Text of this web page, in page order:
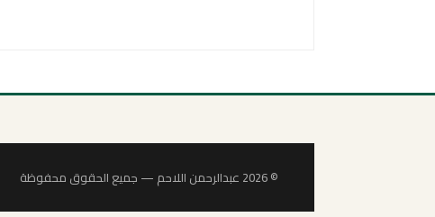
© 2026 عبدالرحمن اللاحم — جميع الحقوق محفوظة